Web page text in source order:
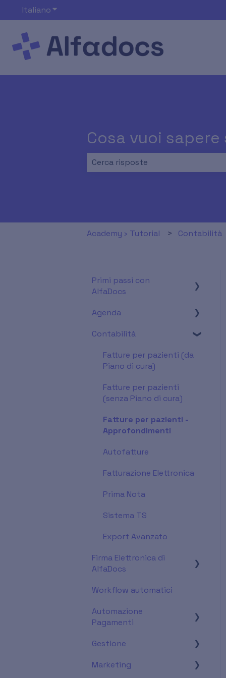
ItalianoMostra sottomenu per le traduzioni
Cosa vuoi sapere
Academy › Tutorial Contabilità
Primi passi con
AlfaDocs
Conoscere il software
Inserire le impostazioni
Agenda
Impostazioni &
Utilizzo & Funzionalità
Contabilità
Fatture per pazienti (da
Piano di cura)
Fatture per pazienti
(senza Piano di cura)
Fatture per pazienti -
Approfondimenti
Autofatture
Fatturazione Elettronica
Prima Nota
Sistema TS
Export Avanzato
Firma Elettronica di
AlfaDocs
Firma paziente
Firma operatore
Workflow automatici
Automazione
Pagamenti
Impostazioni di base
Pagamenti da fattura
Gestione
Appuntamenti
Marketing